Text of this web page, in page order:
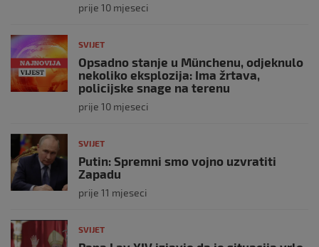
prije 10 mjeseci
SVIJET
Opsadno stanje u Münchenu, odjeknulo
nekoliko eksplozija: Ima žrtava,
policijske snage na terenu
prije 10 mjeseci
SVIJET
Putin: Spremni smo vojno uzvratiti
Zapadu
prije 11 mjeseci
SVIJET